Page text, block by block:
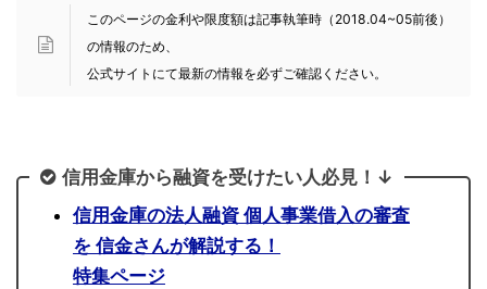
このページの金利や限度額は記事執筆時（2018.04~05前後）
の情報のため、
公式サイトにて最新の情報を必ずご確認ください。
信用金庫から融資を受けたい人必見！↓
信用金庫の法人融資 個人事業借入の審査
を 信金さんが解説する！
特集ページ